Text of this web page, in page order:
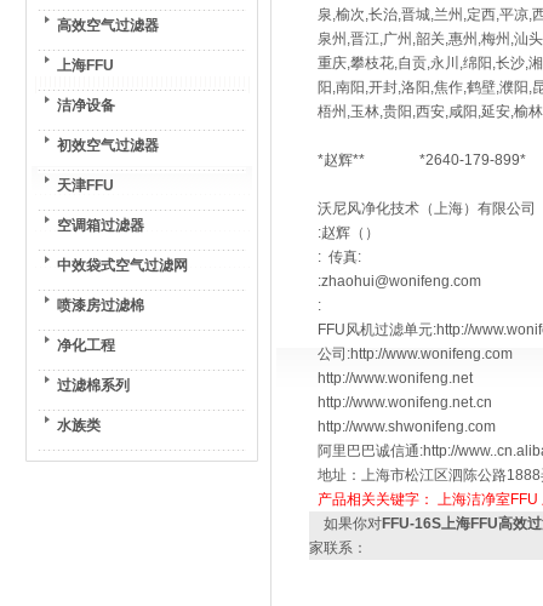
高效空气过滤器
上海FFU
洁净设备
初效空气过滤器
天津FFU
空调箱过滤器
中效袋式空气过滤网
喷漆房过滤棉
净化工程
过滤棉系列
水族类
泉,榆次,长治,晋城,兰州,定西,平凉,
泉州,晋江,广州,韶关,惠州,梅州,汕
重庆,攀枝花,自贡,永川,绵阳,长沙,
阳,南阳,开封,洛阳,焦作,鹤壁,濮阳,
梧州,玉林,贵阳,西安,咸阳,延安,榆
*赵辉** *2640-179-899*
沃尼风净化技术（上海）有限公司
:赵辉（）
: 传真:
:zhaohui@wonifeng.com
:
FFU风机过滤单元:http://
公司:http://www.wonifeng.com
http://www.wonifeng.net
http://www.wonifeng.net.cn
http://www.shwonifeng.com
阿里巴巴诚信通:http://
地址：上海市松江区泗陈公路
产品相关关键字： 上海洁净室FFU
如果你对FFU-16S上海FFU高效
家联系：